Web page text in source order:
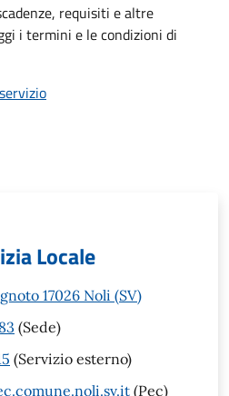
requisiti e altre
i termini e le condizioni di
Locale
17026 Noli (SV)
(Sede)
(Servizio esterno)
(Pec)